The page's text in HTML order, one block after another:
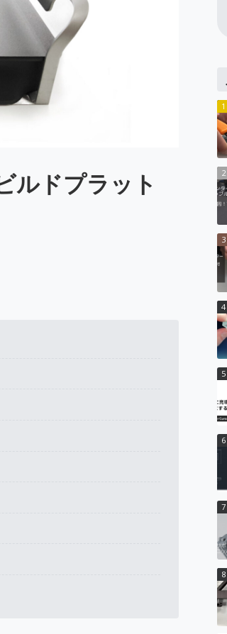
ルドプラット